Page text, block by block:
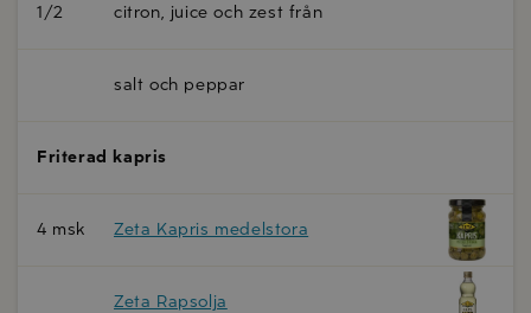
1/2 citron, juice och zest från
salt och peppar
Friterad kapris
4 msk Zeta Kapris medelstora
Zeta Rapsolja